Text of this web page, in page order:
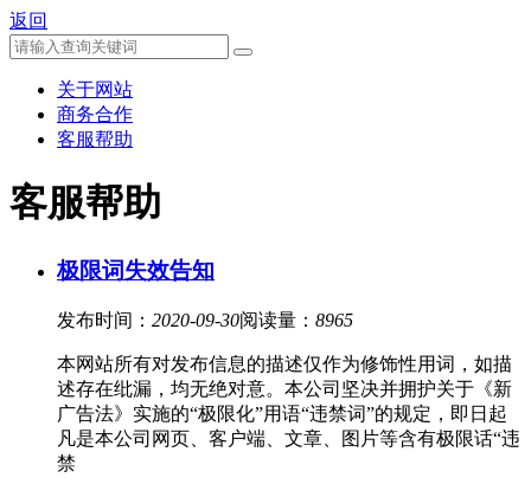
返回
关于网站
商务合作
客服帮助
客服帮助
极限词失效告知
发布时间： 2020-09-30阅读量： 8965
本网站所有对发布信息的描述仅作为修饰性用词，如描
述存在纰漏，均无绝对意。本公司坚决并拥护关于《新
广告法》实施的“极限化”用语“违禁词”的规定，即日起
凡是本公司网页、客户端、文章、图片等含有极限话“违
禁